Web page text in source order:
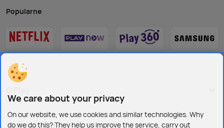
Popularne
Jesteśmy też tu:
We care about your privacy
On our website, we use cookies and similar technologies. Why
do we do this? They help us improve the service, carry out